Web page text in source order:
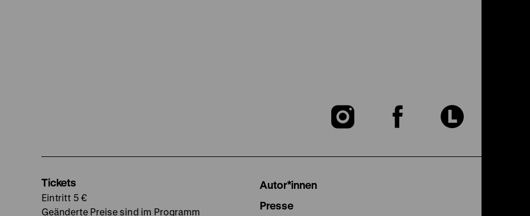
Zu
Zu
Zu
Tickets
Eintritt 5 €
Geänderte Preise sind im Programm
Autor*innen
Presse